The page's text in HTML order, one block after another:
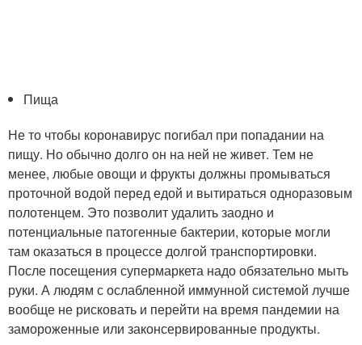
Пища
Не то чтобы коронавирус погибал при попадании на
пищу. Но обычно долго он на ней не живет. Тем не
менее, любые овощи и фрукты должны промываться
проточной водой перед едой и вытираться одноразовым
полотенцем. Это позволит удалить заодно и
потенциальные патогенные бактерии, которые могли
там оказаться в процессе долгой транспортировки.
После посещения супермаркета надо обязательно мыть
руки. А людям с ослабленной иммунной системой лучше
вообще не рисковать и перейти на время пандемии на
замороженные или законсервированные продукты.